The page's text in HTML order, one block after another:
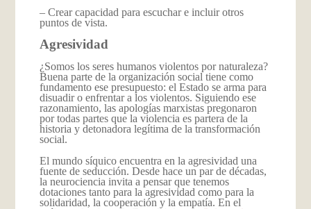
– Crear capacidad para escuchar e incluir otros
puntos de vista.
Agresividad
¿Somos los seres humanos violentos por naturaleza?
Buena parte de la organización social tiene como
fundamento ese presupuesto: el Estado se arma para
disuadir o enfrentar a los violentos. Siguiendo ese
razonamiento, las apologías marxistas pregonaron
por todas partes que la violencia es partera de la
historia y detonadora legítima de la transformación
social.
El mundo síquico encuentra en la agresividad una
fuente de seducción. Desde hace un par de décadas,
la neurociencia invita a pensar que tenemos
dotaciones tanto para la agresividad como para la
solidaridad, la cooperación y la empatía. En el